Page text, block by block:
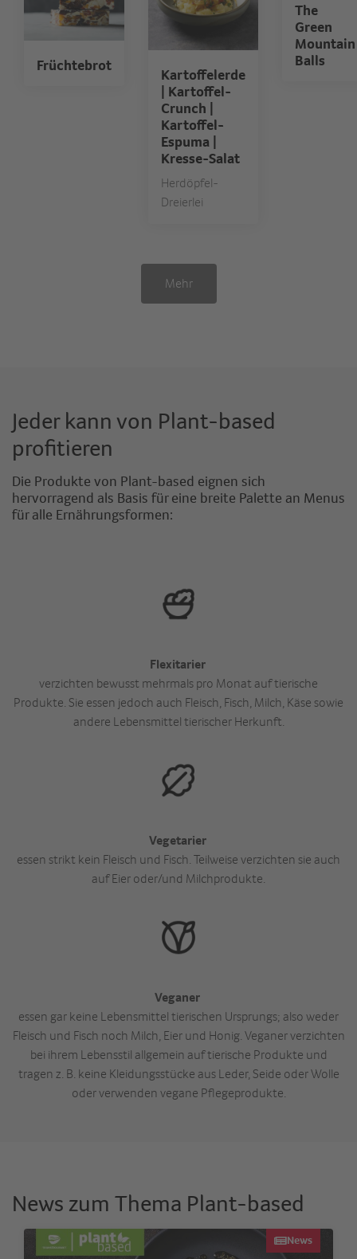
Früchtebrot
Kartoffelerde
| Kartoffel-
Crunch |
Kartoffel-
Espuma |
Kresse-Salat
Herdöpfel-
Dreierlei
The
Green
Mountain
Balls
Mehr
Jeder kann von Plant-based
profitieren
Die Produkte von Plant-based eignen sich
hervorragend als Basis für eine breite Palette an Menus
für alle Ernährungsformen:
Flexitarier
verzichten bewusst mehrmals pro Monat auf tierische
Produkte. Sie essen jedoch auch Fleisch, Fisch, Milch, Käse sowie
andere Lebensmittel tierischer Herkunft.
Vegetarier
essen strikt kein Fleisch und Fisch. Teilweise verzichten sie auch
auf Eier oder/und Milchprodukte.
Veganer
essen gar keine Lebensmittel tierischen Ursprungs; also weder
Fleisch und Fisch noch Milch, Eier und Honig. Veganer verzichten
bei ihrem Lebensstil allgemein auf tierische Produkte und
tragen z. B. keine Kleidungsstücke aus Leder, Seide oder Wolle
oder verwenden vegane Pflegeprodukte.
News zum Thema Plant-based
News